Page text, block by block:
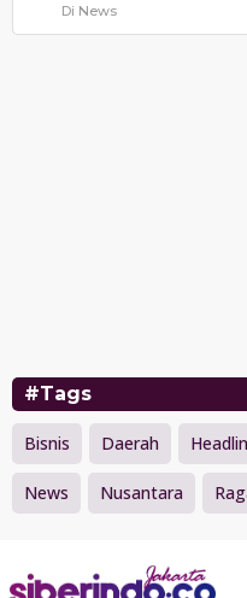
Di News
#Tags
Bisnis Daerah
News Nusantara